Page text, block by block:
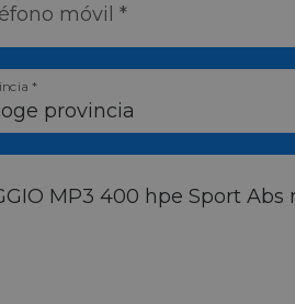
móvil *
*